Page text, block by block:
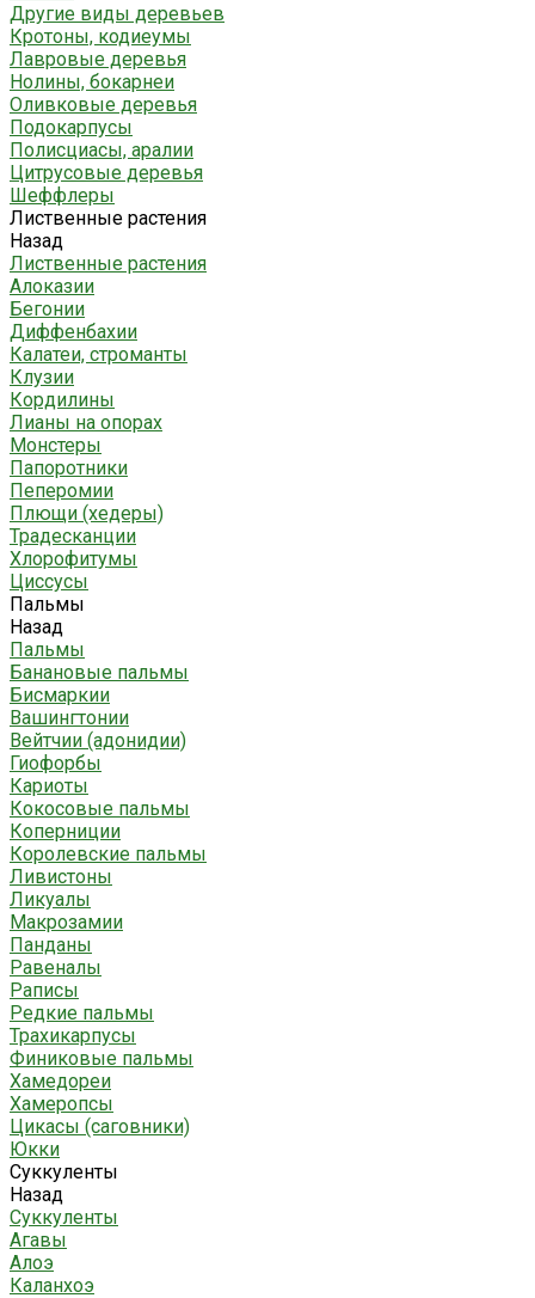
Другие виды деревьев
Кротоны, кодиеумы
Лавровые деревья
Нолины, бокарнеи
Оливковые деревья
Подокарпусы
Полисциасы, аралии
Цитрусовые деревья
Шеффлеры
Лиственные растения
Назад
Лиственные растения
Алоказии
Бегонии
Диффенбахии
Калатеи, строманты
Клузии
Кордилины
Лианы на опорах
Монстеры
Папоротники
Пеперомии
Плющи (хедеры)
Традесканции
Хлорофитумы
Циссусы
Пальмы
Назад
Пальмы
Банановые пальмы
Бисмаркии
Вашингтонии
Вейтчии (адонидии)
Гиофорбы
Кариоты
Кокосовые пальмы
Коперниции
Королевские пальмы
Ливистоны
Ликуалы
Макрозамии
Панданы
Равеналы
Раписы
Редкие пальмы
Трахикарпусы
Финиковые пальмы
Хамедореи
Хамеропсы
Цикасы (саговники)
Юкки
Суккуленты
Назад
Суккуленты
Агавы
Алоэ
Каланхоэ